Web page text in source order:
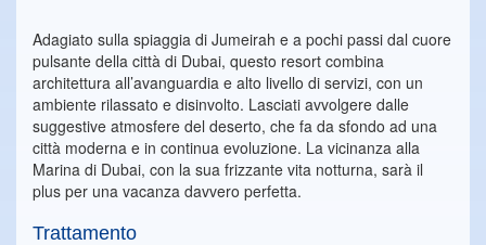
Adagiato sulla spiaggia di Jumeirah e a pochi passi dal cuore
pulsante della città di Dubai, questo resort combina
architettura all’avanguardia e alto livello di servizi, con un
ambiente rilassato e disinvolto. Lasciati avvolgere dalle
suggestive atmosfere del deserto, che fa da sfondo ad una
città moderna e in continua evoluzione. La vicinanza alla
Marina di Dubai, con la sua frizzante vita notturna, sarà il
plus per una vacanza davvero perfetta.
Trattamento